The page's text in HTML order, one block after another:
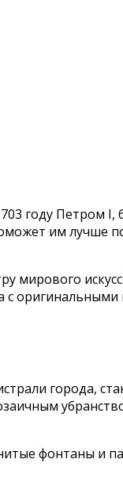
году Петром I,
им лучше
с
города,
фонтаны и